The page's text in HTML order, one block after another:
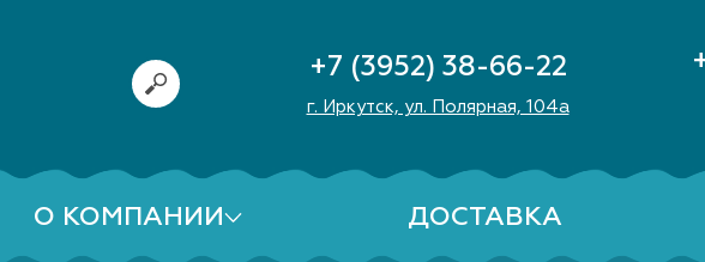
+7 (3952) 38-66-22
г. Иркутск, ул. Полярная, 104а
О КОМПАНИИ ДОСТАВКА